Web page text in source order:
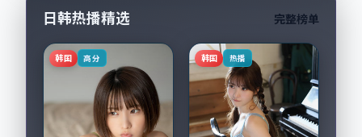
日韩热播精选 完整榜单
韩国 高分 韩国 热播